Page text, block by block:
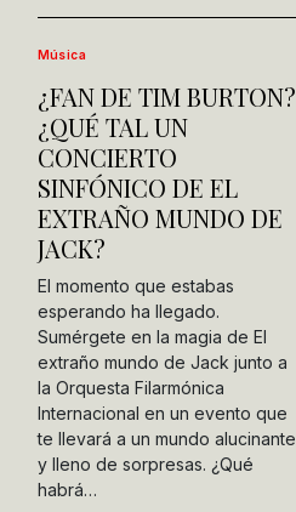
Música
¿FAN DE TIM BURTON?
¿QUÉ TAL UN
CONCIERTO
SINFÓNICO DE EL
EXTRAÑO MUNDO DE
JACK?
El momento que estabas
esperando ha llegado.
Sumérgete en la magia de El
extraño mundo de Jack junto a
la Orquesta Filarmónica
Internacional en un evento que
te llevará a un mundo alucinante
y lleno de sorpresas. ¿Qué
habrá…